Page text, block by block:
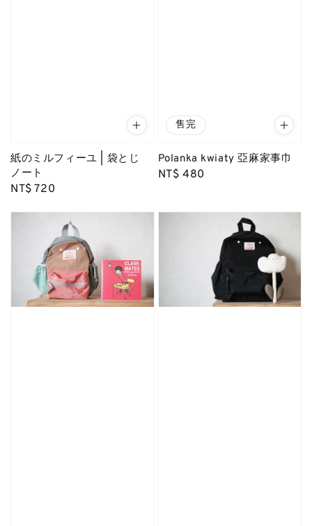
紙のミルフィーユ | 袋とじ
ノート
Regular
NT$ 720
售完
Polanka kwiaty 亞麻家事巾
Regular
NT$ 480